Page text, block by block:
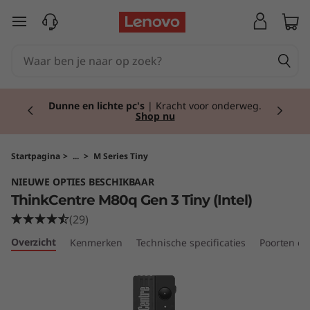
T
C
e
n
Ga naar de hoofdinhoud
Dunne en lichte pc's | Kracht voor onderweg.
Shop nu
Startpagina > ... > M Series Tiny
NIEUWE OPTIES BESCHIKBAAR
ThinkCentre M80q Gen 3 Tiny (Intel)
(29)
Overzicht Kenmerken Technische specificaties Poorten